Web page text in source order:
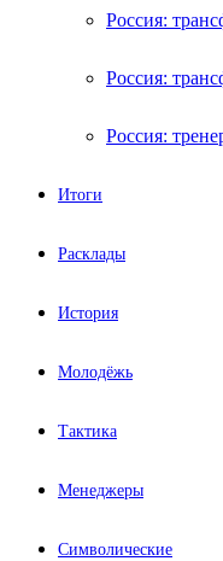
Россия:
Россия:
Россия:
Итоги
Расклады
История
Молодёжь
Тактика
Менеджеры
Символические